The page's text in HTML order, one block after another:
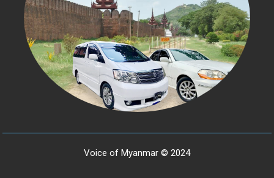
Voice of Myanmar © 2024